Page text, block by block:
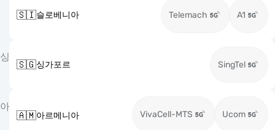
🇸🇮슬로베니아 Telemach A1
싱
🇸🇬싱가포르 SingTel
아
🇦🇲아르메니아 VivaCell-MTS Ucom